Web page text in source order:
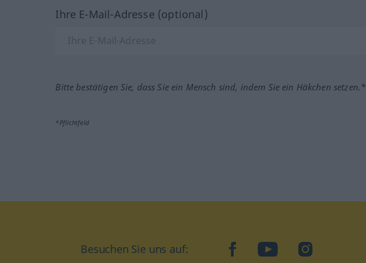
Ihre E-Mail-Adresse (optional)
Bitte bestätigen Sie, dass Sie ein Mensch sind, indem Sie ein Häkchen setzen.*
*Pflichtfeld
Besuchen Sie uns auf: facebookYouTubeInstagram